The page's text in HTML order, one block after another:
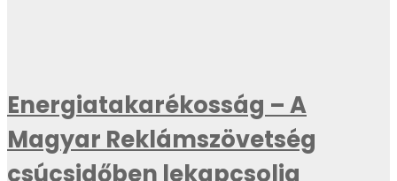
Energiatakarékosság – A
Magyar Reklámszövetség
csúcsidőben lekapcsolja